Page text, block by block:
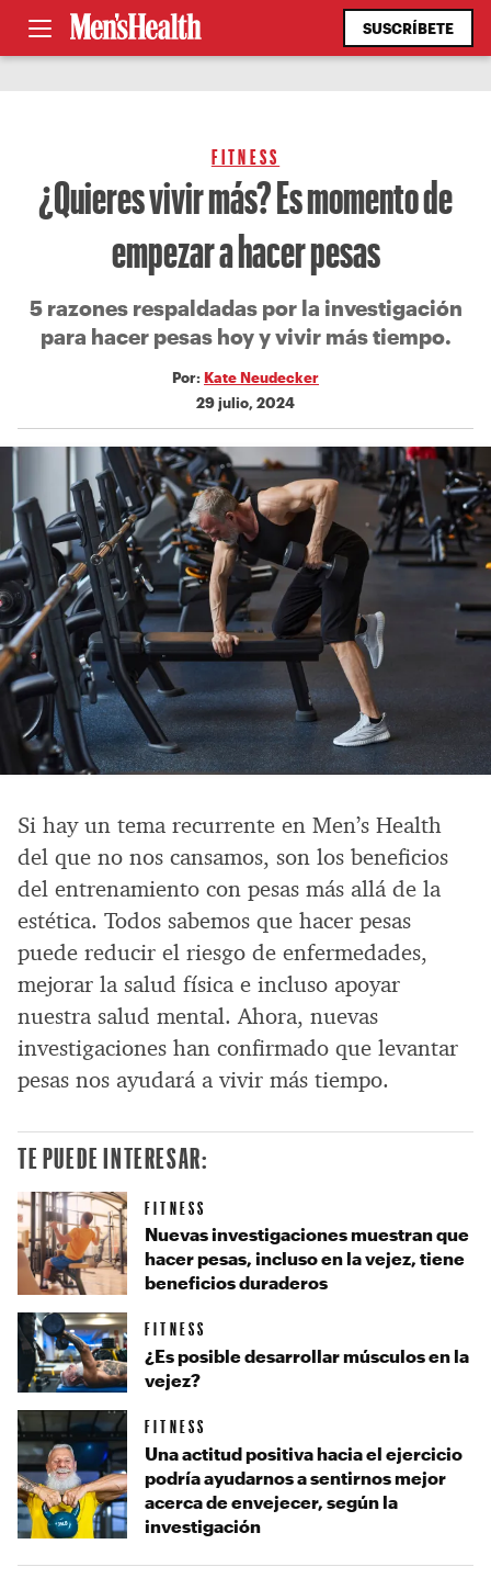
SUSCRÍBETE
FITNESS
¿Quieres vivir más? Es momento de
empezar a hacer pesas
5 razones respaldadas por la investigación
para hacer pesas hoy y vivir más tiempo.
Por: Kate Neudecker
29 julio, 2024
Si hay un tema recurrente en Men’s Health
del que no nos cansamos, son los beneficios
del entrenamiento con pesas más allá de la
estética. Todos sabemos que hacer pesas
puede reducir el riesgo de enfermedades,
mejorar la salud física e incluso apoyar
nuestra salud mental. Ahora, nuevas
investigaciones han confirmado que levantar
pesas nos ayudará a vivir más tiempo.
TE PUEDE INTERESAR:
FITNESS
Nuevas investigaciones muestran que
hacer pesas, incluso en la vejez, tiene
beneficios duraderos
FITNESS
¿Es posible desarrollar músculos en la
vejez?
FITNESS
Una actitud positiva hacia el ejercicio
podría ayudarnos a sentirnos mejor
acerca de envejecer, según la
investigación